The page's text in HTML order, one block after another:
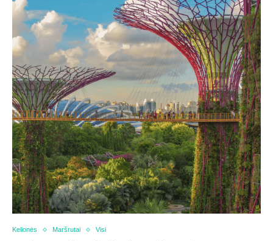
Kelionės Maršrutai Visi